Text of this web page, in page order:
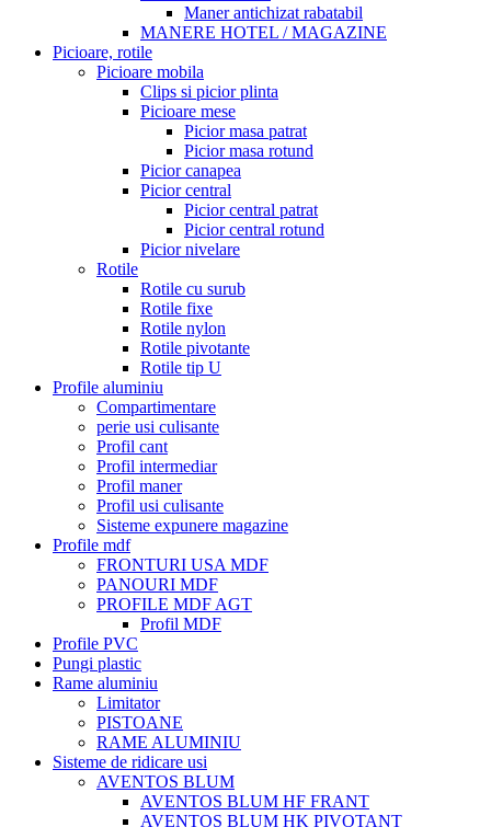
Maner antichizat rabatabil
MANERE HOTEL / MAGAZINE
Picioare, rotile
Picioare mobila
Clips si picior plinta
Picioare mese
Picior masa patrat
Picior masa rotund
Picior canapea
Picior central
Picior central patrat
Picior central rotund
Picior nivelare
Rotile
Rotile cu surub
Rotile fixe
Rotile nylon
Rotile pivotante
Rotile tip U
Profile aluminiu
Compartimentare
perie usi culisante
Profil cant
Profil intermediar
Profil maner
Profil usi culisante
Sisteme expunere magazine
Profile mdf
FRONTURI USA MDF
PANOURI MDF
PROFILE MDF AGT
Profil MDF
Profile PVC
Pungi plastic
Rame aluminiu
Limitator
PISTOANE
RAME ALUMINIU
Sisteme de ridicare usi
AVENTOS BLUM
AVENTOS BLUM HF FRANT
AVENTOS BLUM HK PIVOTANT